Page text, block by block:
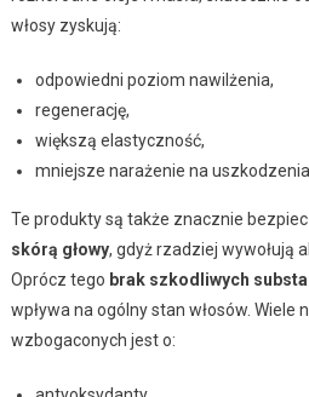
włosy zyskują:
odpowiedni poziom nawilżenia,
regenerację,
większą elastyczność,
mniejsze narażenie na uszkodzenia.
Te produkty są także znacznie
skórą głowy, gdyż rzadziej wywołują
Oprócz tego brak szkodliwych
wpływa na ogólny stan włosów.
wzbogaconych jest o: